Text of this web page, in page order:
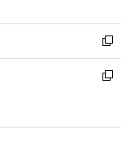
開
く
ウ
で
開
く
ン
ド
ウ
で
ウ
ィ
ン
ド
開
新
し
い
ン
新
ウ